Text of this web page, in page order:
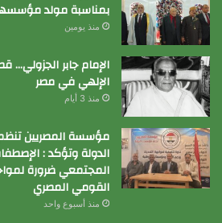
بمناسبة مولد
منذ يومين
الإمام جابر
الإلهي في مصر
منذ 3 أيام
مؤسسة المصريين
الدولة وتؤكد :
المجتمعي ضرورة
القومي المصري
منذ أسبوع واحد